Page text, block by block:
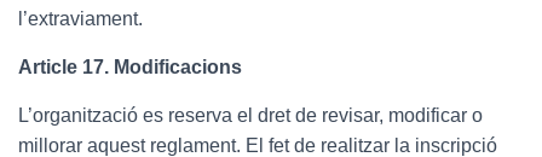
l’extraviament.
Article 17. Modificacions
L’organització es reserva el dret de revisar, modificar o
millorar aquest reglament. El fet de realitzar la inscripció